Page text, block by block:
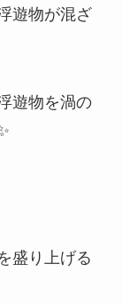
遊物が混ざ
遊物を渦の
盛り上げる